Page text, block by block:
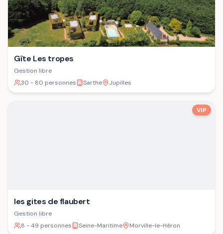
Gîte Les tropes
Gestion libre
30 - 80 personnes
Sarthe Jupilles
VIP
les gites de flaubert
Gestion libre
8 - 49 personnes
Seine-Maritime Morville-le-Héron